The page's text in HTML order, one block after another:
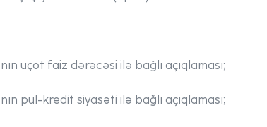
uçot faiz dərəcəsi ilə bağlı açıqlaması;
pul-kredit siyasəti ilə bağlı açıqlaması;